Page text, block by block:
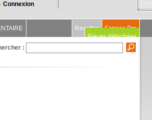
Connexion
Espace Pro
Recettes
Pièces détachées
: